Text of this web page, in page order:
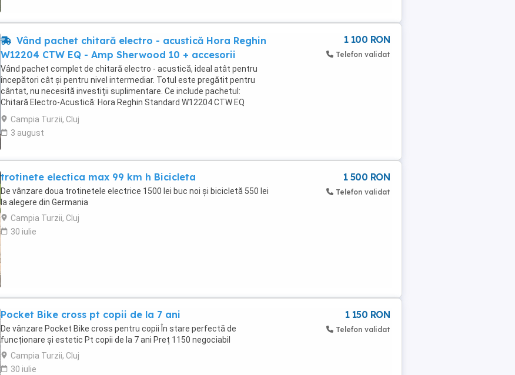
Vând pachet chitară electro - acustică Hora Reghin
W12204 CTW EQ - Amp Sherwood 10 + accesorii
Vând pachet complet de chitară electro - acustică, ideal atât pentru
începători cât şi pentru nivel intermediar. Totul este pregătit pentru
cântat, nu necesită investiții suplimentare. Ce include pachetul:
Chitară Electro-Acustică: Hora Reghin Standard W12204 CTW EQ
Model Cutaway pentru acces mai ...
Campia Turzii, Cluj
3 august
1 100 RON
Telefon validat
trotinete electica max 99 km h Bicicleta
De vânzare doua trotinetele electrice 1500 lei buc noi și bicicletă 550 lei
la alegere din Germania
Campia Turzii, Cluj
30 iulie
1 500 RON
Telefon validat
Pocket Bike cross pt copii de la 7 ani
De vânzare Pocket Bike cross pentru copii În stare perfectă de
funcționare și estetic Pt copii de la 7 ani Preț 1150 negociabil
Campia Turzii, Cluj
30 iulie
1 150 RON
Telefon validat